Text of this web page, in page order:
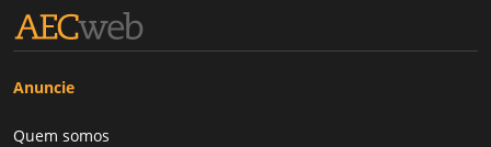
Anuncie
Quem somos